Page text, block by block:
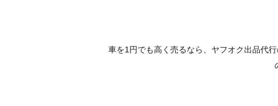
車を1円でも高く売るなら、ヤフオク出品代